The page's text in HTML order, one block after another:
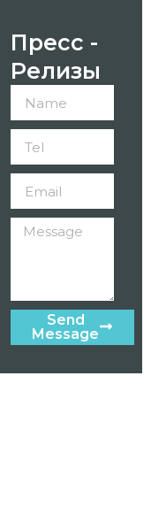
Пресс -
Релизы
Send
Message